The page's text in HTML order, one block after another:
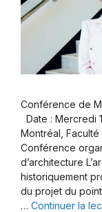
Conférence de
Date : Mercredi
Montréal, Faculté
Conférence
d’architecture
historiquement
du projet du
… Continuer la